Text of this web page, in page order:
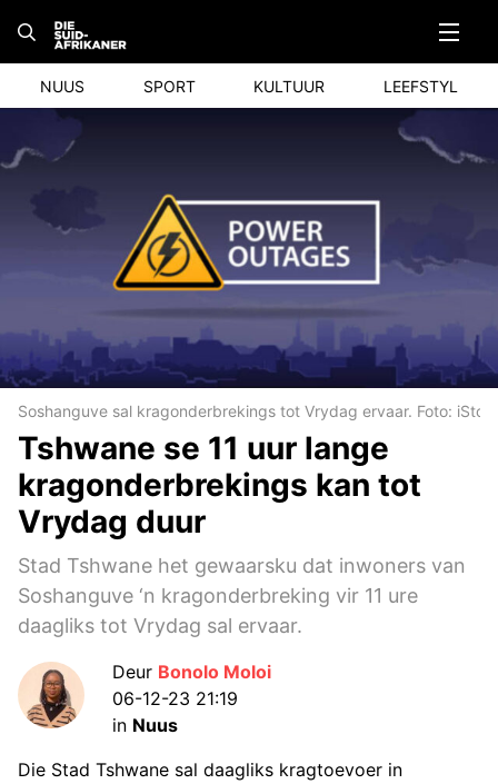
content
NUUS SPORT KULTUUR LEEFSTYL
Soshanguve sal kragonderbrekings tot Vrydag ervaar. Foto:
Tshwane se 11 uur lange
kragonderbrekings kan tot
Vrydag duur
Stad Tshwane het gewaarsku dat inwoners van
Soshanguve ‘n kragonderbreking vir 11 ure
daagliks tot Vrydag sal ervaar.
Deur Bonolo Moloi
06-12-23 21:19
in Nuus
Die Stad Tshwane sal daagliks kragtoevoer in